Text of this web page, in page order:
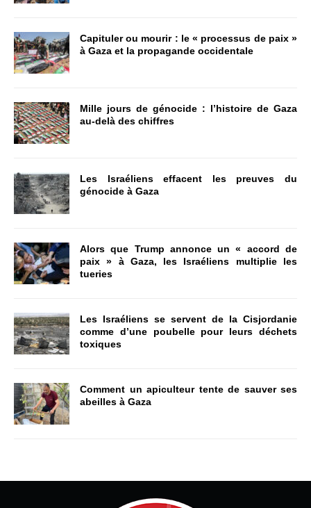
Capituler ou mourir : le « processus de paix »
à Gaza et la propagande occidentale
Mille jours de génocide : l’histoire de Gaza
au-delà des chiffres
Les Israéliens effacent les preuves du
génocide à Gaza
Alors que Trump annonce un « accord de
paix » à Gaza, les Israéliens multiplie les
tueries
Les Israéliens se servent de la Cisjordanie
comme d’une poubelle pour leurs déchets
toxiques
Comment un apiculteur tente de sauver ses
abeilles à Gaza